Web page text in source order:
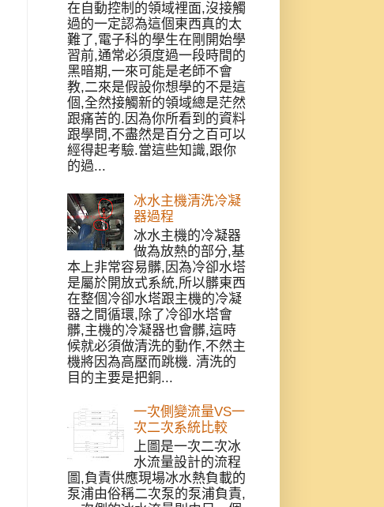
在自動控制的領域裡面,沒接觸
過的一定認為這個東西真的太
難了,電子科的學生在剛開始學
習前,通常必須度過一段時間的
黑暗期,一來可能是老師不會
教,二來是假設你想學的不是這
個,全然接觸新的領域總是茫然
跟痛苦的.因為你所看到的資料
跟學問,不盡然是百分之百可以
經得起考驗.當這些知識,跟你
的過...
冰水主機清洗冷凝
器過程
冰水主機的冷凝器
做為放熱的部分,基
本上非常容易髒,因為冷卻水塔
是屬於開放式系統,所以髒東西
在整個冷卻水塔跟主機的冷凝
器之間循環,除了冷卻水塔會
髒,主機的冷凝器也會髒,這時
候就必須做清洗的動作,不然主
機將因為高壓而跳機. 清洗的
目的主要是把銅...
一次側變流量VS一
次二次系統比較
上圖是一次二次冰
水流量設計的流程
圖,負責供應現場冰水熱負載的
泵浦由俗稱二次泵的泵浦負責,